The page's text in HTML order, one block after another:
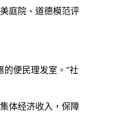
庭院、道德模范评
便民理发室。“社
体经济收入，保障